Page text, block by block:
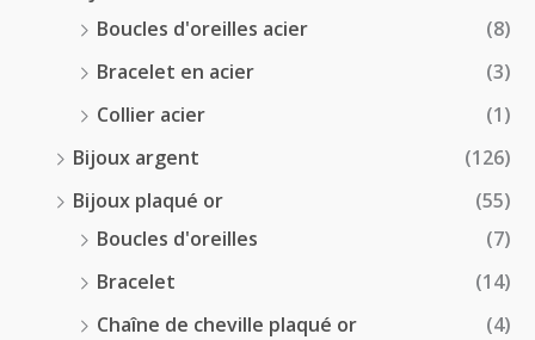
Boucles d'oreilles acier
(8)
Bracelet en acier
(3)
Collier acier
(1)
Bijoux argent
(126)
Bijoux plaqué or
(55)
Boucles d'oreilles
(7)
Bracelet
(14)
Chaîne de cheville plaqué or
(4)